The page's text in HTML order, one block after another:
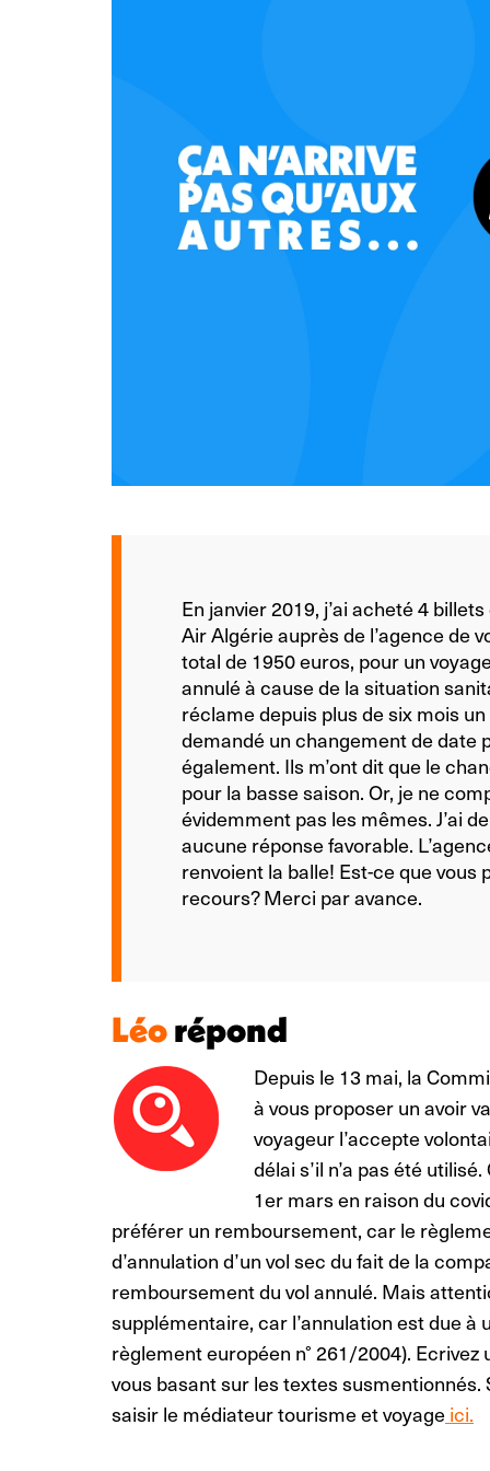
En janvier 2019, j’ai acheté 4
Air Algérie auprès de l’agence de
total de 1950 euros, pour un
annulé à cause de la situation
réclame depuis plus de six mois
demandé un changement de date
également. Ils m’ont dit que le
pour la basse saison. Or, je ne
évidemment pas les mêmes. J’ai
aucune réponse favorable.
renvoient la balle! Est-ce que vous
recours? Merci par avance.
Léorépond
Depuis le 13 mai, la
à vous proposer un avoir
voyageur l’accepte
délai s’il n’a pas été
1er mars en raison du
préférer un remboursement, car le
d’annulation d’un vol sec du fait de la
remboursement du vol annulé. Mais
supplémentaire, car l’annulation est due
règlement européen n° 261/2004).
vous basant sur les textes susmentionnés.
saisir le médiateur tourisme et voyage ici.